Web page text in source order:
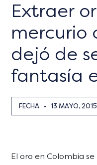
Extraer
mercurio
dejó de
fantasía
FECHA • 13 MAYO, 2015
El oro en Colombia